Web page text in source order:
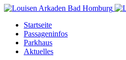
Startseite
Passageninfos
Parkhaus
Aktuelles